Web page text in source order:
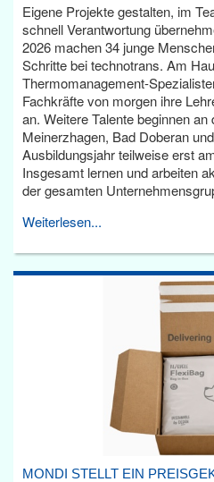
Eigene Projekte gestalten, im
schnell Verantwortung
2026 machen 34 junge
Schritte bei technotrans. Am
Thermomanagement-
Fachkräfte von morgen ihre
an. Weitere Talente beginnen an
Meinerzhagen, Bad Doberan
Ausbildungsjahr teilweise erst
Insgesamt lernen und arbeiten
der gesamten
Weiterlesen...
MONDI STELLT EIN